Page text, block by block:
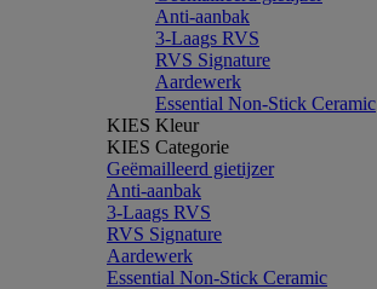
Anti-aanbak
3-Laags RVS
RVS Signature
Aardewerk
Essential Non-Stick Ceramic
KIES Kleur
KIES Categorie
Geëmailleerd gietijzer
Anti-aanbak
3-Laags RVS
RVS Signature
Aardewerk
Essential Non-Stick Ceramic